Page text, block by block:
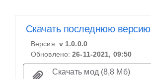
Скачать последнюю версию
Версия: v 1.0.0.0
Обновлено:26-11-2021, 09:50
Скачать мод (8,8 Мб)